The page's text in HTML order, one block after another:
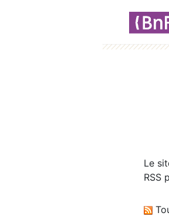
Le
RSS